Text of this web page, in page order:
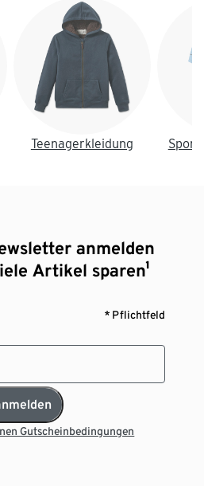
Teenagerkleidung
anmelden
Artikel sparen¹
* Pflichtfeld
Gutscheinbedingungen